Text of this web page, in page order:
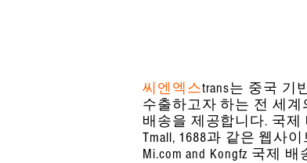
씨엔엑스trans는 중국 기
수출하고자 하는 전 세
배송을 제공합니다. 국제
Tmall, 1688과 같은 웹사
Mi.com and Kongfz 국제 배